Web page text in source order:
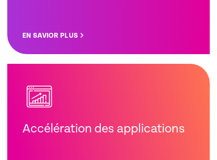
EN SAVIOR PLUS
Accélération des applications